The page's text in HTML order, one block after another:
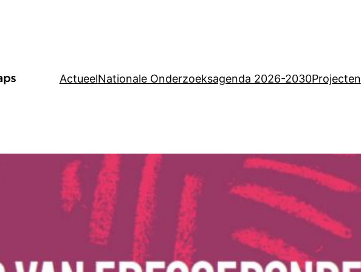
ActueelNationale Onderzoeksagenda 2026-2030Projecten